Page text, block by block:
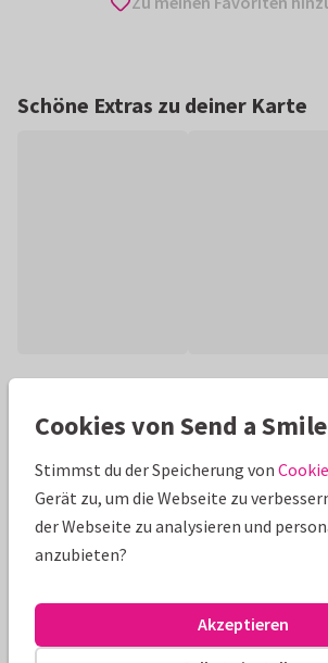
Schöne Extras zu deiner Karte
Foto-Weihnachtskarte mit
eigene Fotos hochladen & Namen
quadratische Karten fallen extra
Alle Karten können nach Wunsch
Größen und Preise
Cookies von Send a Smile
Stimmst du der Speicherung von
Gerät zu, um die Webseite zu
der Webseite zu analysieren und
anzubieten?
Akzeptieren